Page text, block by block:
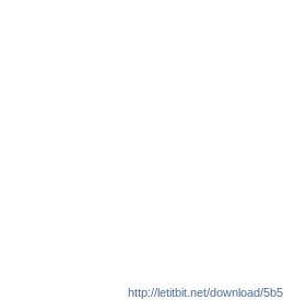
http://letitbit.net/download/